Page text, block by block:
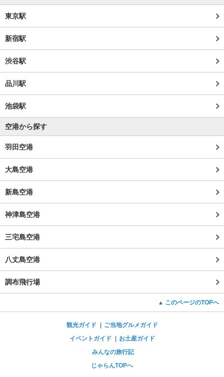
東京駅
新宿駅
渋谷駅
品川駅
池袋駅
空港から探す
羽田空港
大島空港
新島空港
神津島空港
三宅島空港
八丈島空港
調布飛行場
このページのTOPへ
観光ガイド
ご当地グルメガイド
イベントガイド
お土産ガイド
みんなの旅行記
じゃらんTOPへ